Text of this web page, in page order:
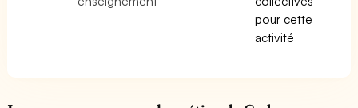
pour cette
activité